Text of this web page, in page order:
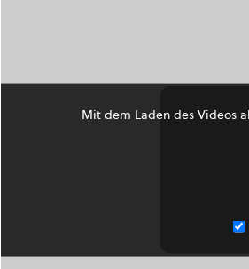
Mit dem Laden des Videos